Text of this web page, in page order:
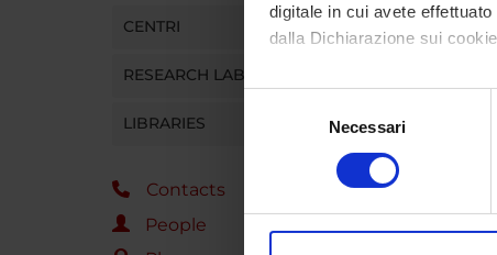
digitale in cui avete
dalla Dichiarazione sui
Con il tuo consenso,
raccogliere
digitali).
modificare o ritirare il tuo
Necessari
CENTRI
RESEARCH LABORATORIES
LIBRARIES
Contacts
People